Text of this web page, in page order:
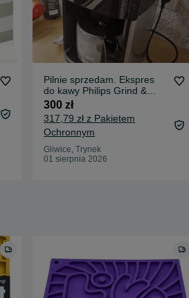
Pilnie sprzedam. Ekspres
do kawy Philips Grind &
Brew HD7767/00
300 zł
317,79 zł z Pakietem
Ochronnym
Gliwice, Trynek
01 sierpnia 2026